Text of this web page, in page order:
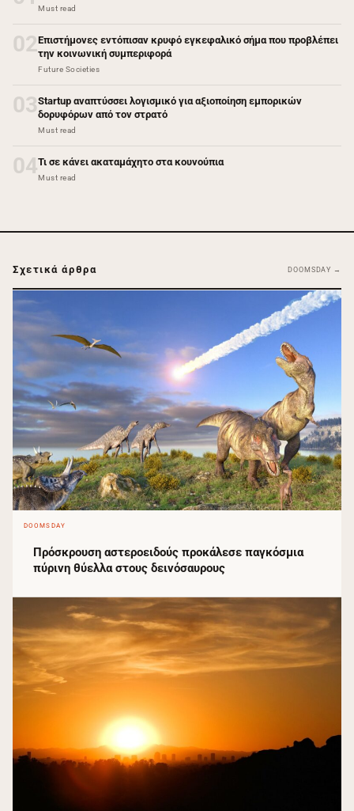
Must read
02Επιστήμονες εντόπισαν κρυφό εγκεφαλικό σήμα που προβλέπει
την κοινωνική συμπεριφορά
Future Societies
03Startup αναπτύσσει λογισμικό για αξιοποίηση εμπορικών
δορυφόρων από τον στρατό
Must read
04Τι σε κάνει ακαταμάχητο στα κουνούπια
Must read
Σχετικά άρθρα DOOMSDAY →
DOOMSDAY
Πρόσκρουση αστεροειδούς προκάλεσε παγκόσμια
πύρινη θύελλα στους δεινόσαυρους